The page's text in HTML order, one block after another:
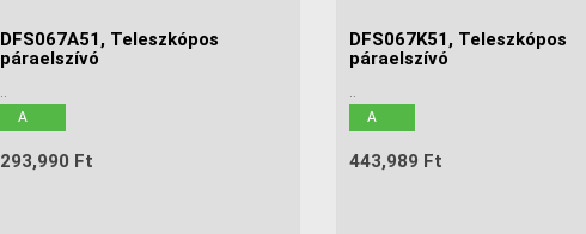
DFS067A51, Teleszkópos
páraelszívó
A
293,990 Ft
DFS067K51, Teleszkópos
páraelszívó
A
443,989 Ft